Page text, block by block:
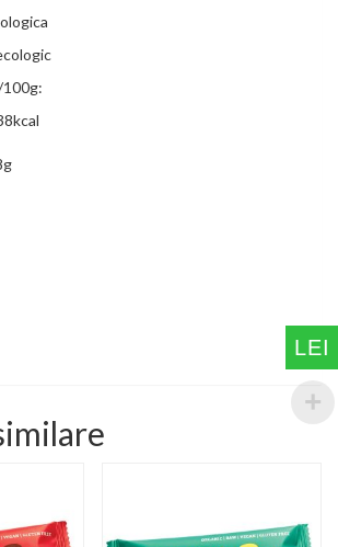
LEI